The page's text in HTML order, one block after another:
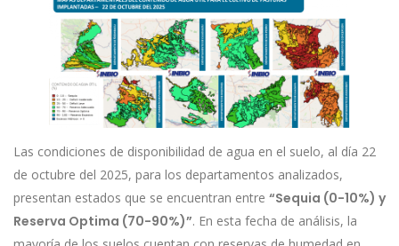
Las condiciones de disponibilidad de agua en el suelo, al día 22
de octubre del 2025, para los departamentos analizados,
presentan estados que se encuentran entre “Sequia (0-10%) y
Reserva Optima (70-90%)”. En esta fecha de análisis, la